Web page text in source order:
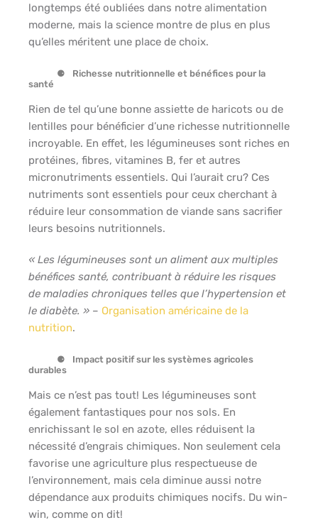
longtemps été oubliées dans notre alimentation
moderne, mais la science montre de plus en plus
qu’elles méritent une place de choix.
Richesse nutritionnelle et bénéfices pour la
santé
Rien de tel qu’une bonne assiette de haricots ou de
lentilles pour bénéficier d’une richesse nutritionnelle
incroyable. En effet, les légumineuses sont riches en
protéines, fibres, vitamines B, fer et autres
micronutriments essentiels. Qui l’aurait cru? Ces
nutriments sont essentiels pour ceux cherchant à
réduire leur consommation de viande sans sacrifier
leurs besoins nutritionnels.
« Les légumineuses sont un aliment aux multiples
bénéfices santé, contribuant à réduire les risques
de maladies chroniques telles que l’hypertension et
le diabète. » – Organisation américaine de la
nutrition.
Impact positif sur les systèmes agricoles
durables
Mais ce n’est pas tout! Les légumineuses sont
également fantastiques pour nos sols. En
enrichissant le sol en azote, elles réduisent la
nécessité d’engrais chimiques. Non seulement cela
favorise une agriculture plus respectueuse de
l’environnement, mais cela diminue aussi notre
dépendance aux produits chimiques nocifs. Du win-
win, comme on dit!